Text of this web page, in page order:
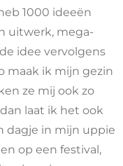
1000 ideeën
uitwerk, mega-
idee vervolgens
maak ik mijn gezin
ze mij ook zo
laat ik het ook
dagje in mijn uppie
op een festival,